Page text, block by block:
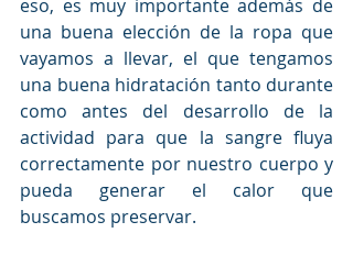
eso, es muy importante además de
una buena elección de la ropa que
vayamos a llevar, el que tengamos
una buena hidratación tanto durante
como antes del desarrollo de la
actividad para que la sangre fluya
correctamente por nuestro cuerpo y
pueda generar el calor que
buscamos preservar.